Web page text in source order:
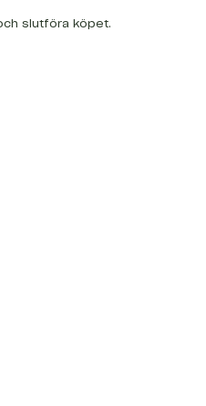
slutföra köpet.